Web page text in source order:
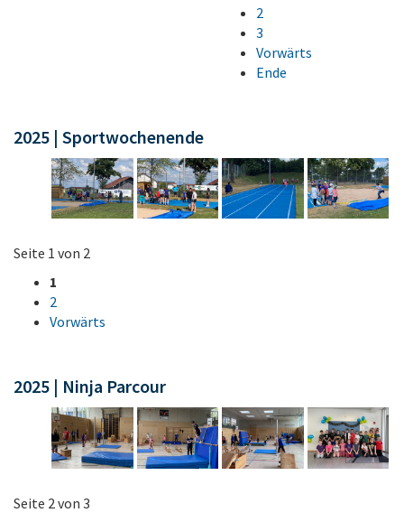
2
3
Vorwärts
Ende
2025 | Sportwochenende
Seite 1 von 2
1
2
Vorwärts
2025 | Ninja Parcour
Seite 2 von 3